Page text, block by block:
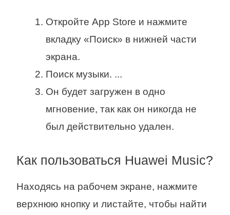
Откройте App Store и нажмите
вкладку «Поиск» в нижней части
экрана.
Поиск музыки. ...
Он будет загружен в одно
мгновение, так как он никогда не
был действительно удален.
Как пользоваться Huawei Music?
Находясь на рабочем экране, нажмите
верхнюю кнопку и листайте, чтобы найти